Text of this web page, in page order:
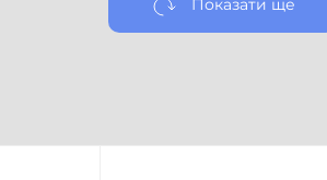
Показати ще